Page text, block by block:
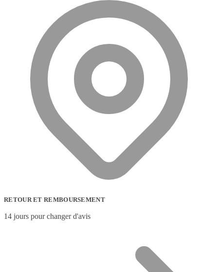
RETOUR ET REMBOURSEMENT
14 jours pour changer d'avis